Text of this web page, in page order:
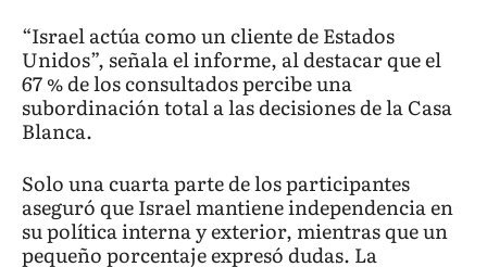
“Israel actúa como un cliente de Estados
Unidos”, señala el informe, al destacar que el
67 % de los consultados percibe una
subordinación total a las decisiones de la Casa
Blanca.
Solo una cuarta parte de los participantes
aseguró que Israel mantiene independencia en
su política interna y exterior, mientras que un
pequeño porcentaje expresó dudas. La